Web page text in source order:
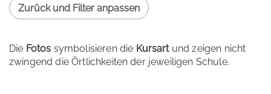
Zurück und Filter anpassen
Die Fotos symbolisieren die Kursartund zeigen nicht
zwingend die Örtlichkeiten der jeweiligen Schule.